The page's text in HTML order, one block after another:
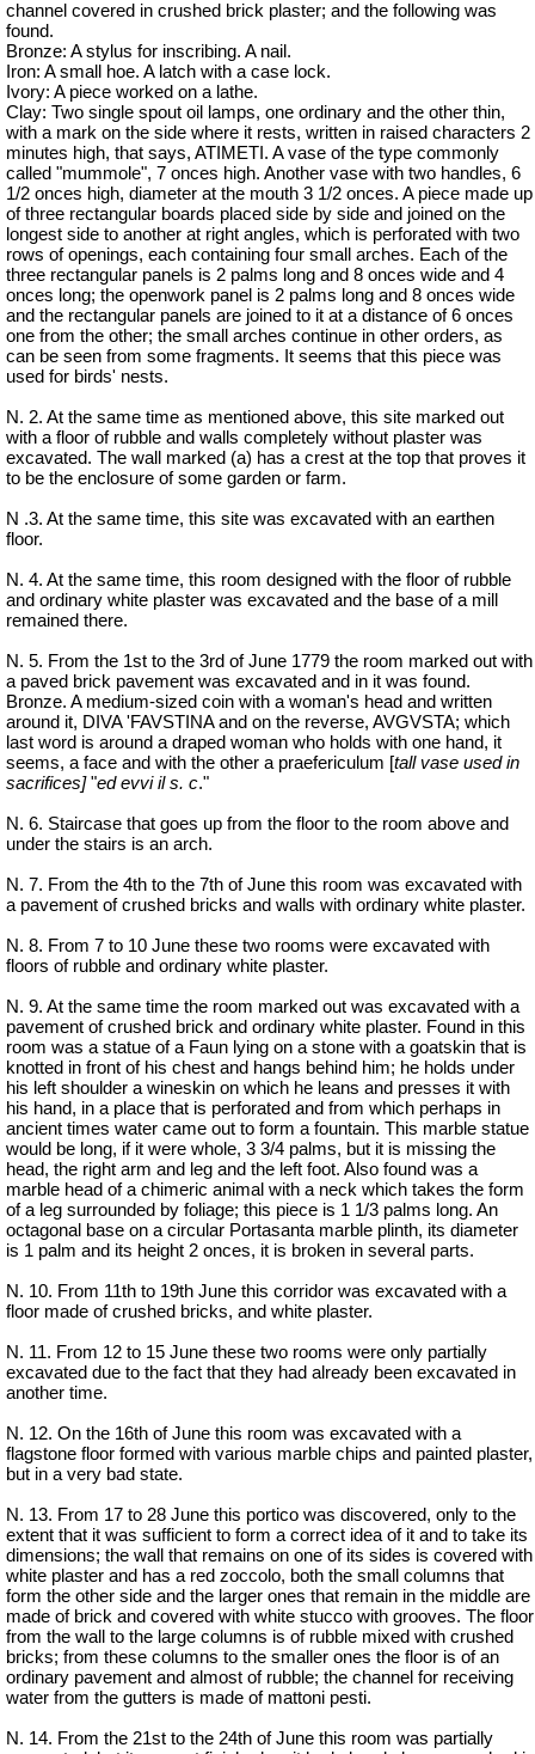
channel covered in crushed brick plaster; and the following was
found.
Bronze: A stylus for inscribing. A nail.
Iron: A small hoe. A latch with a case lock.
Ivory: A piece worked on a lathe.
Clay: Two single spout oil lamps, one ordinary and the other thin,
with a mark on the side where it rests, written in raised characters 2
minutes high, that says, ATIMETI. A vase of the type commonly
called "mummole", 7 onces high. Another vase with two handles, 6
1/2 onces high, diameter at the mouth 3 1/2 onces. A piece made up
of three rectangular boards placed side by side and joined on the
longest side to another at right angles, which is perforated with two
rows of openings, each containing four small arches. Each of the
three rectangular panels is 2 palms long and 8 onces wide and 4
onces long; the openwork panel is 2 palms long and 8 onces wide
and the rectangular panels are joined to it at a distance of 6 onces
one from the other; the small arches continue in other orders, as
can be seen from some fragments. It seems that this piece was
used for birds' nests.
N. 2. At the same time as mentioned above, this site marked out
with a floor of rubble and walls completely without plaster was
excavated. The wall marked (a) has a crest at the top that proves it
to be the enclosure of some garden or farm.
N .3. At the same time, this site was excavated with an earthen
floor.
N. 4. At the same time, this room designed with the floor of rubble
and ordinary white plaster was excavated and the base of a mill
remained there.
N. 5. From the 1st to the 3rd of June 1779 the room marked out with
a paved brick pavement was excavated and in it was found.
Bronze. A medium-sized coin with a woman's head and written
around it, DIVA 'FAVSTINA and on the reverse, AVGVSTA; which
last word is around a draped woman who holds with one hand, it
seems, a face and with the other a praefericulum [tall vase used in
sacrifices]"edevviil s. c."
N. 6. Staircase that goes up from the floor to the room above and
under the stairs is an arch.
N. 7. From the 4th to the 7th of June this room was excavated with
a pavement of crushed bricks and walls with ordinary white plaster.
N. 8. From 7 to 10 June these two rooms were excavated with
floors of rubble and ordinary white plaster.
N. 9. At the same time the room marked out was excavated with a
pavement of crushed brick and ordinary white plaster. Found in this
room was a statue of a Faun lying on a stone with a goatskin that is
knotted in front of his chest and hangs behind him; he holds under
his left shoulder a wineskin on which he leans and presses it with
his hand, in a place that is perforated and from which perhaps in
ancient times water came out to form a fountain. This marble statue
would be long, if it were whole, 3 3/4 palms, but it is missing the
head, the right arm and leg and the left foot. Also found was a
marble head of a chimeric animal with a neck which takes the form
of a leg surrounded by foliage; this piece is 1 1/3 palms long. An
octagonal base on a circular Portasanta marble plinth, its diameter
is 1 palm and its height 2 onces, it is broken in several parts.
N. 10. From 11th to 19th June this corridor was excavated with a
floor made of crushed bricks, and white plaster.
N. 11. From 12 to 15 June these two rooms were only partially
excavated due to the fact that they had already been excavated in
another time.
N. 12. On the 16th of June this room was excavated with a
flagstone floor formed with various marble chips and painted plaster,
but in a very bad state.
N. 13. From 17 to 28 June this portico was discovered, only to the
extent that it was sufficient to form a correct idea of it and to take its
dimensions; the wall that remains on one of its sides is covered with
white plaster and has a red zoccolo, both the small columns that
form the other side and the larger ones that remain in the middle are
made of brick and covered with white stucco with grooves. The floor
from the wall to the large columns is of rubble mixed with crushed
bricks; from these columns to the smaller ones the floor is of an
ordinary pavement and almost of rubble; the channel for receiving
water from the gutters is made of mattoni pesti.
N. 14. From the 21st to the 24th of June this room was partially